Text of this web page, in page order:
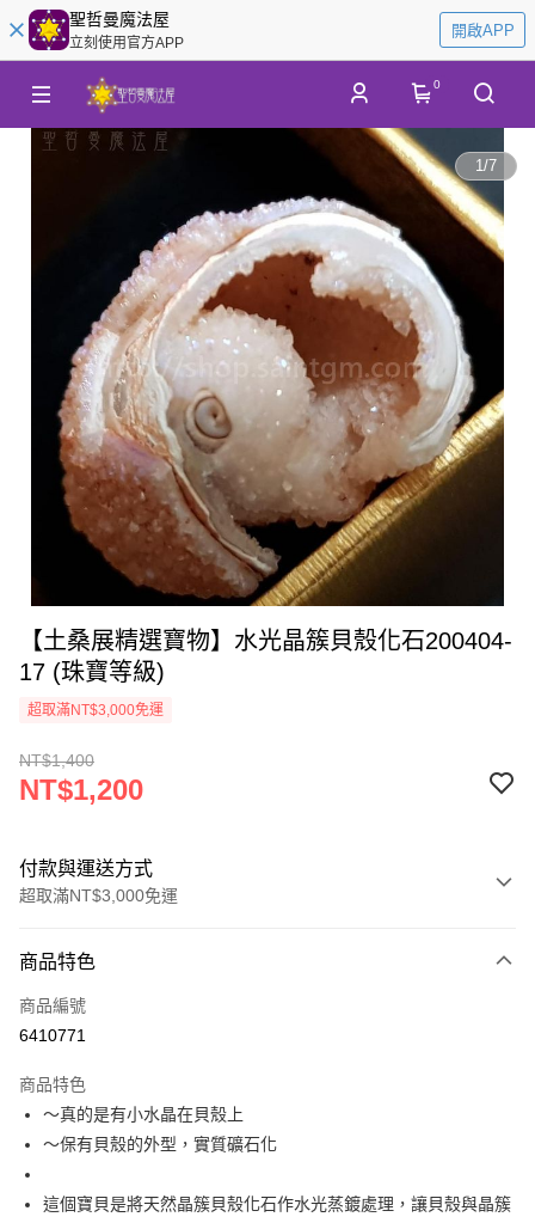
聖哲曼魔法屋
立刻使用官方APP
開啟APP
0
1/7
【土桑展精選寶物】水光晶簇貝殼化石200404-
17 (珠寶等級)
超取滿NT$3,000免運
NT$1,400
NT$1,200
付款與運送方式
超取滿NT$3,000免運
信用卡一次付款
超商取貨付款
Apple Pay
街口支付
悠遊付
商品特色
商品編號
6410771
商品特色
～真的是有小水晶在貝殼上
～保有貝殼的外型，實質礦石化
這個寶貝是將天然晶簇貝殼化石作水光蒸鍍處理，讓貝殼與晶簇